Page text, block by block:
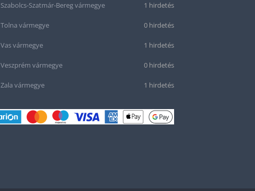
Szabolcs-Szatmár-Bereg vármegye 1 hirdetés
Tolna vármegye 0 hirdetés
Vas vármegye 1 hirdetés
Veszprém vármegye 0 hirdetés
Zala vármegye 1 hirdetés